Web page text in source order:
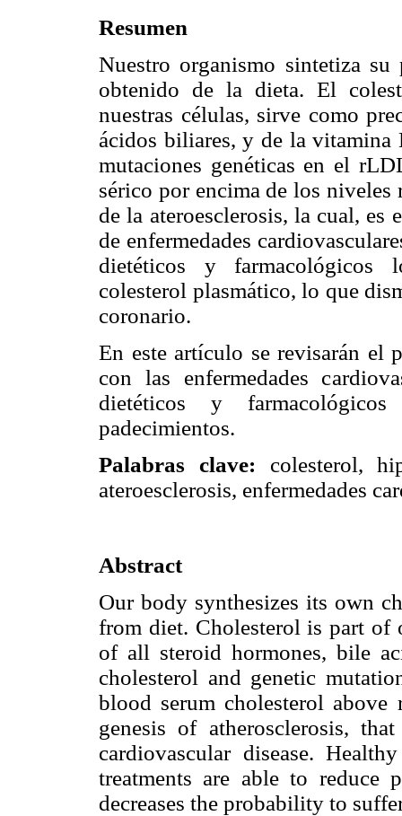
Resumen
Nuestro organismo sintetiza
obtenido de la dieta. El
nuestras células, sirve como
ácidos biliares, y de la vitamina
mutaciones genéticas en el
sérico por encima de los niveles
de la ateroesclerosis, la cual,
de enfermedades
dietéticos y farmacológicos
colesterol plasmático, lo que
coronario.
En este artículo se revisarán el
con las enfermedades
dietéticos y
padecimientos.
Palabras clave: colesterol,
ateroesclerosis, enfermedades
Abstract
Our body synthesizes its own
from diet. Cholesterol is part of
of all steroid hormones, bile
cholesterol and genetic
blood serum cholesterol above
genesis of atherosclerosis,
cardiovascular disease.
treatments are able to reduce
decreases the probability to